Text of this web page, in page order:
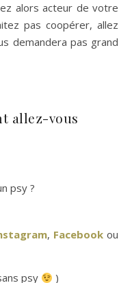
alors acteur de votre
pas coopérer, allez
demandera pas grand
allez-vous
psy ?
, Facebook ou
psy
)